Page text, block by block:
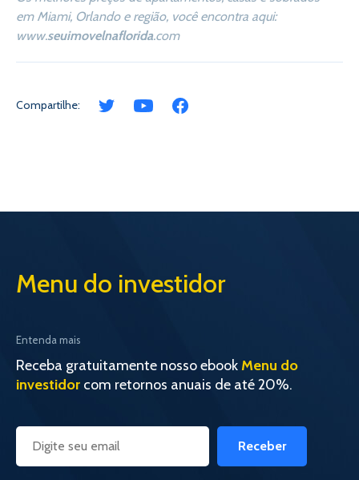
em Miami, Orlando e região, você encontra aqui:
www.seuimovelnaflorida.com
Compartilhe:
Menu do investidor
Entenda mais
Receba gratuitamente nosso ebookMenu do
investidor com retornos anuais de até 20%.
Receber